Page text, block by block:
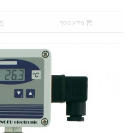
מידע נוסף